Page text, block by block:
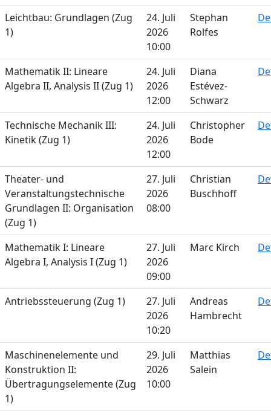
Leichtbau: Grundlagen (Zug
1)
24. Juli
2026
10:00
Stephan
Rolfes
Mathematik II: Lineare
Algebra II, Analysis II (Zug 1)
24. Juli
2026
12:00
Diana
Estévez-
Schwarz
Technische Mechanik III:
Kinetik (Zug 1)
24. Juli
2026
12:00
Christopher
Bode
Theater- und
Veranstaltungstechnische
Grundlagen II: Organisation
(Zug 1)
27. Juli
2026
08:00
Christian
Buschhoff
Mathematik I: Lineare
Algebra I, Analysis I (Zug 1)
27. Juli
2026
09:00
Marc Kirch
Antriebssteuerung (Zug 1)
27. Juli
2026
10:20
Andreas
Hambrecht
Maschinenelemente und
Konstruktion II:
Übertragungselemente (Zug
1)
29. Juli
2026
10:00
Matthias
Salein